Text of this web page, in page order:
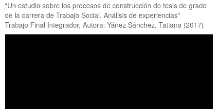
“Un estudio sobre los procesos de construcción de tesis de grado
de la carrera de Trabajo Social. Análisis de experiencias”
Trabajo Final Integrador, Autora: Yánez Sánchez, Tatiana (2017)